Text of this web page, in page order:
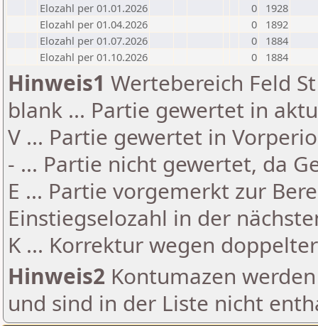
Elozahl per 01.01.2026
0
1928
Elozahl per 01.04.2026
0
1892
Elozahl per 01.07.2026
0
1884
Elozahl per 01.10.2026
0 1884
Hinweis1 Wertebereich Feld
blank ... Partie gewertet in
V ... Partie gewertet in
- ... Partie nicht gewertet, da
E ... Partie vorgemerkt zur
Einstiegselozahl in der
K ... Korrektur wegen
Hinweis2 Kontumazen
und sind in der Liste nicht